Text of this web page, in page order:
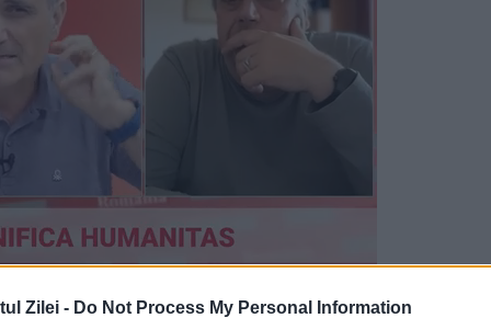
Zilei - Do Not Process My Personal Information
ultimul an, în care a trecut prin momente